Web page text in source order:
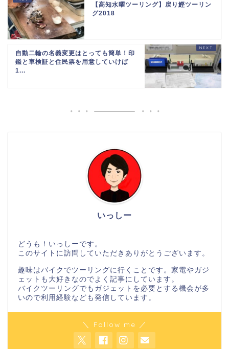
【高知水曜ツーリング】戻り鰹ツーリン
グ2018
自動二輪の名義変更はとっても簡単！印
鑑と車検証と住民票を用意していけば
1...
いっしー
どうも！いっしーです。
このサイトに訪問していただきありがとうございます。
趣味はバイクでツーリングに行くことです。家電やガジ
ェットも大好きなのでよく記事にしています。
バイクツーリングでもガジェットを必要とする機会が多
いので利用経験なども発信しています。
＼ Follow me ／